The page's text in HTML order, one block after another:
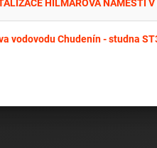
HILMAROVA NÁMĚSTÍ
vodovodu Chudenín - studna